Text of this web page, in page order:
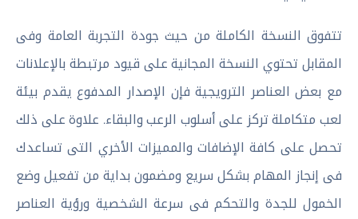
تتفوق النسخة الكاملة من حيث جودة التجربة العامة وفى
المقابل تحتوي النسخة المجانية على قيود مرتبطة بالإعلانات
مع بعض العناصر الترويجية فإن الإصدار المدفوع يقدم بيئة
لعب متكاملة تركز على أسلوب الرعب والبقاء. علاوة على ذلك
تحصل على كافة الإضافات والمميزات الأخري التى تساعدك
فى إنجاز المهام بشكل سريع ومضمون بداية من تفعيل وضع
الخمول للجدة والتحكم فى سرعة الشخصية ورؤية العناصر